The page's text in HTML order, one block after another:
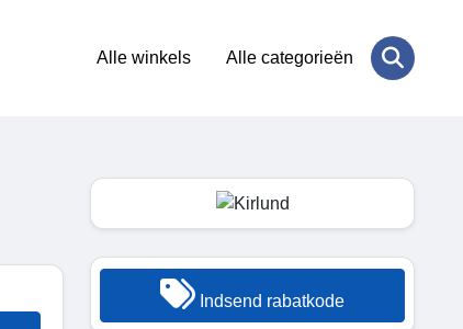
Alle winkels Alle categorieën
Indsend rabatkode